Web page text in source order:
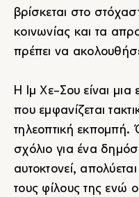
βρίσκεται στο
κοινωνίας και τα
πρέπει να
Η Ιμ Χε-Σου είναι μια
που εμφανίζεται
τηλεοπτική εκπομπή.
σχόλιο για ένα
αυτοκτονεί,
τους φίλους της ενώ